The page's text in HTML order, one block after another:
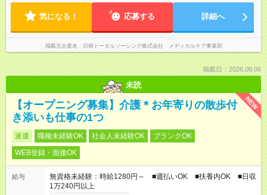
気になる！ 応募する 詳細へ
掲載元企業名 日研トータルソーシング株式会社 メディカルケア事業部
掲載日：2026.08.06
未読
NEW
【オープニング募集】介護＊お年寄りの散歩付
き添いも仕事の1つ
派遣 職種未経験OK 社会人未経験OK
ブランクOK
WEB登録・面接OK
給与
無資格未経験：時給1280円～ ■週払いOK ■扶養内OK ■日収
1万240円以上